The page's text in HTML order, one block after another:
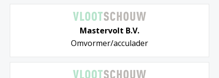
Mastervolt B.V.
Omvormer/acculader